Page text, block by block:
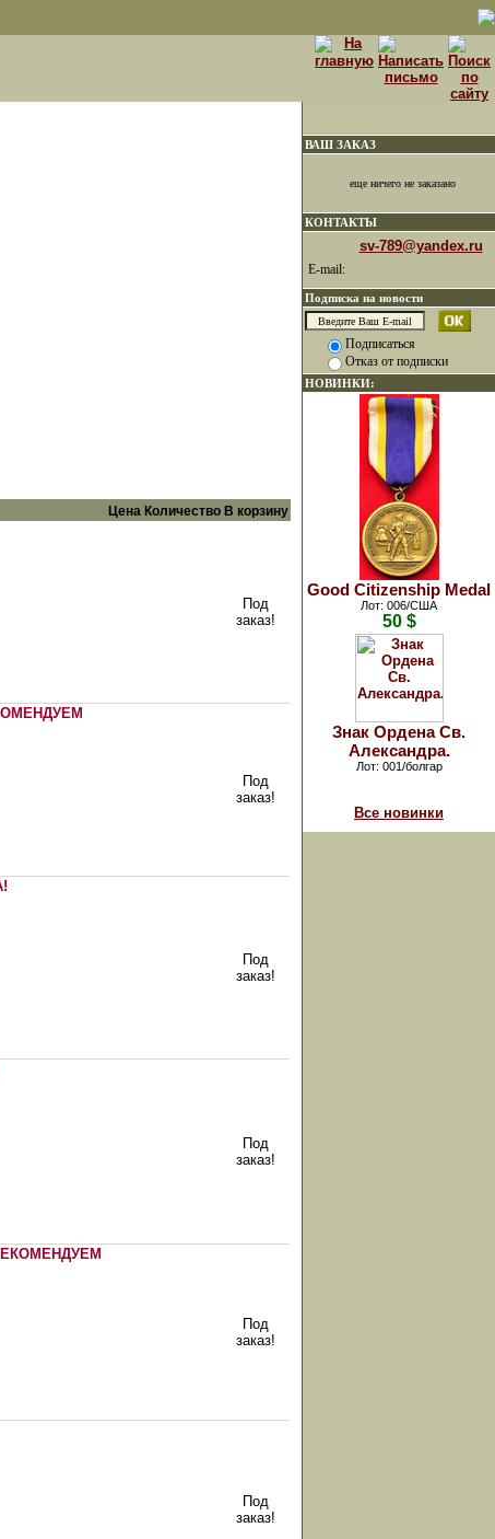
Цена Количество В корзину
Под
заказ!
Под
заказ!
Под
заказ!
Под
заказ!
Под
заказ!
Под
заказ!
ВАШ ЗАКАЗ
еще ничего не заказано
КОНТАКТЫ
sv-789@yandex.ru
E-mail:
Подписка на новости
Подписаться
Отказ от подписки
НОВИНКИ:
Good Citizenship Medal
Лот: 006/США
50 $
Знак Ордена Св.
Александра.
Лот: 001/болгар
Все новинки